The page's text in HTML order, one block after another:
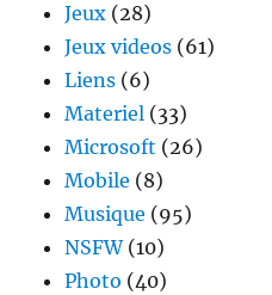
Jeux (28)
Jeux videos (61)
Liens (6)
Materiel (33)
Microsoft (26)
Mobile (8)
Musique (95)
NSFW(10)
Photo (40)